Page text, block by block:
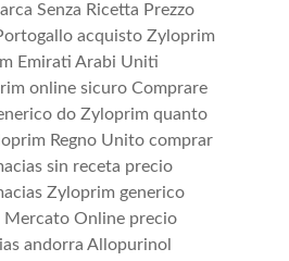
Senza Ricetta Prezzo
acquisto Zyloprim
Emirati Arabi Uniti
online sicuro Comprare
do Zyloprim quanto
Regno Unito comprar
sin receta precio
Zyloprim generico
Mercato Online precio
andorra Allopurinol